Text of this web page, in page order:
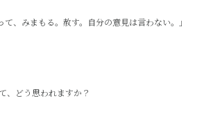
、みまもる。赦す。自分の意見は言わない。」
、どう思われますか？